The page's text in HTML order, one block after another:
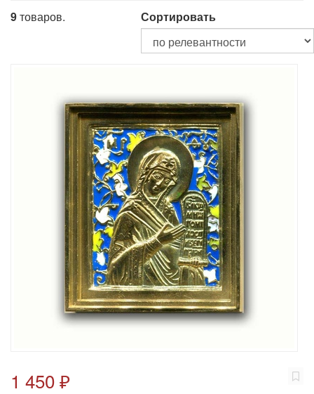
9товаров. Сортировать
1 450 ₽